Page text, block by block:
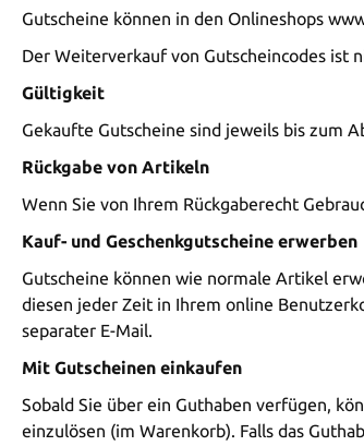
Gutscheine können in den Onlineshops
Der Weiterverkauf von Gutscheincodes ist
Gültigkeit
Gekaufte Gutscheine sind jeweils bis zum
Rückgabe von Artikeln
Wenn Sie von Ihrem Rückgaberecht
Kauf- und Geschenkgutscheine erwerben
Gutscheine können wie normale Artikel
diesen jeder Zeit in Ihrem online
separater E-Mail.
Mit Gutscheinen einkaufen
Sobald Sie über ein Guthaben verfügen,
einzulösen (im Warenkorb). Falls das